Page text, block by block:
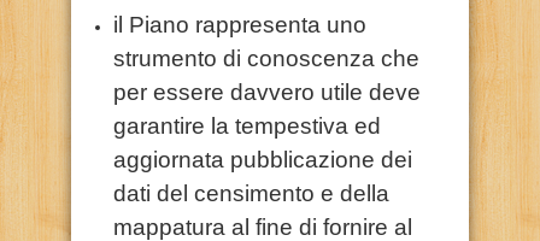
il Piano rappresenta uno
strumento di conoscenza che
per essere davvero utile deve
garantire la tempestiva ed
aggiornata pubblicazione dei
dati del censimento e della
mappatura al fine di fornire al